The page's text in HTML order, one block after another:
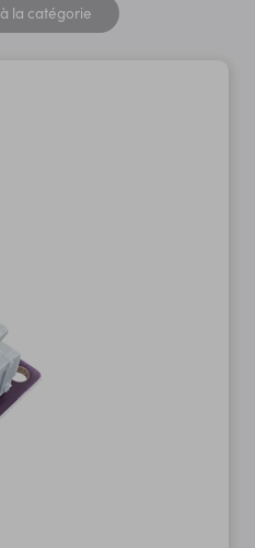
à la catégorie